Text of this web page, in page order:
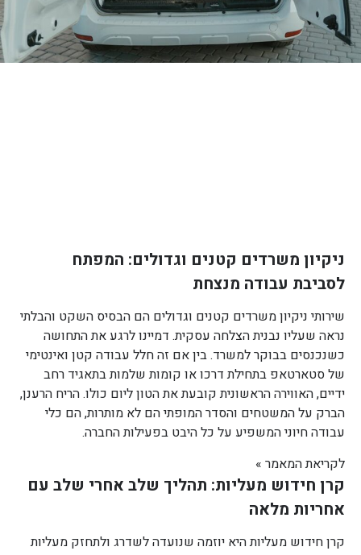
ניקיון משרדים קטנים וגדולים: המפתח
לסביבת עבודה מנצחת
שירותי ניקיון משרדים קטנים וגדולים הם הבסיס השקט והבלתי
נראה שעליו נבנית הצלחה עסקית. דמיינו לרגע את התחושה
כשנכנסים בבוקר למשרד. בין אם זה חלל עבודה קטן ואינטימי
של סטארטאפ בתחילת דרכו או קומות שלמות בתאגיד רחב
ידיים, האווירה הראשונית קובעת את הטון ליום כולו. הריח הרענן,
הברק על המשטחים והסדר המופתי הם לא מותרות, הם כלי
עבודה חיוני המשפיע על כל היבט בפעילות החברה.
לקריאת המאמר »
קרן חידוש מעליות: תהליך שלב אחרי שלב עם
אחריות מלאה
קרן חידוש מעליות היא יוזמה שנועדה לשדרג ולתחזק מעליות